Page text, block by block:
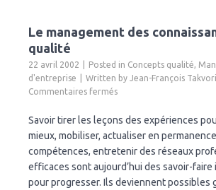
Le management des
qualité
22 avril 2002 Posted in Concepts qualité,
d'entreprise
Written by Jean-François
Commentaires ferméssur
management
des
connaissances
et
la
qualité
Savoir tirer les leçons des expériences
mieux, mobiliser, actualiser en
compétences, entretenir des réseaux
efficaces sont aujourd’hui des savoir-faire
pour progresser. Ils deviennent possibles